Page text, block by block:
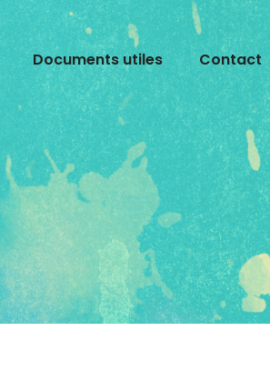
Documents utiles Contact